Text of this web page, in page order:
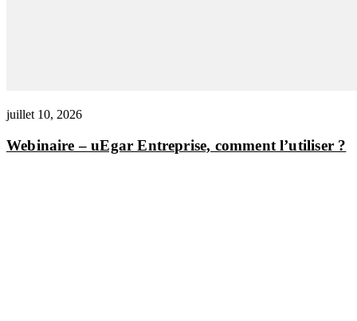
juillet 10, 2026
Webinaire – uEgar Entreprise, comment l’utiliser ?